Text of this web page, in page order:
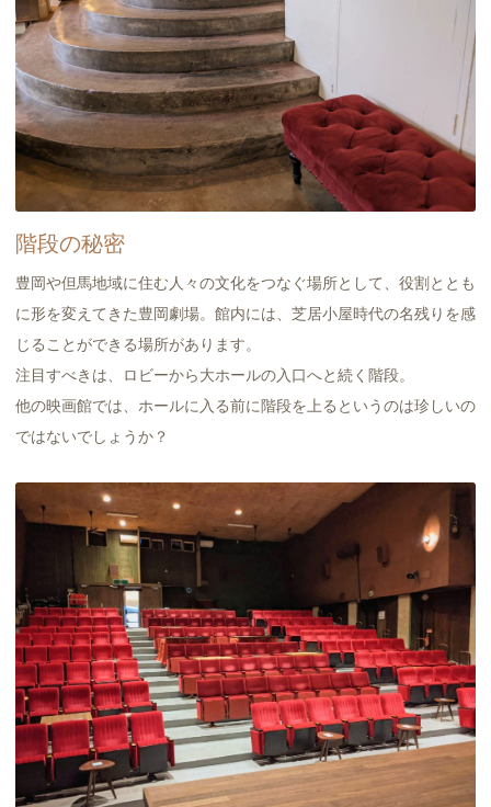
階段の秘密
豊岡や但馬地域に住む人々の文化をつなぐ場所として、役割ととも
に形を変えてきた豊岡劇場。館内には、芝居小屋時代の名残りを感
じることができる場所があります。
注目すべきは、ロビーから大ホールの入口へと続く階段。
他の映画館では、ホールに入る前に階段を上るというのは珍しいの
ではないでしょうか？